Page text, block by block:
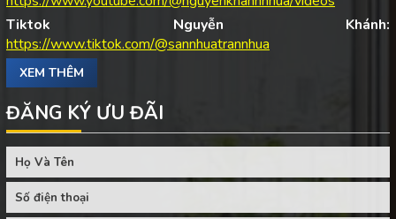
Tiktok Nguyễn Khánh:
https://www.tiktok.com/@sannhuatrannhua
XEM THÊM
ĐĂNG KÝ ƯU ĐÃI